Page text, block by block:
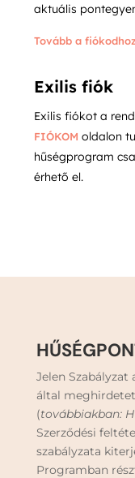
aktuális
Tovább a fiókodhoz
Exilis fiók
Exilis fiókot a
FIÓKOM oldalon
hűségprogram
érhető el.
Jelen Szabályzat
által
(továbbiakban:
Szerződési
szabályzata
Programban